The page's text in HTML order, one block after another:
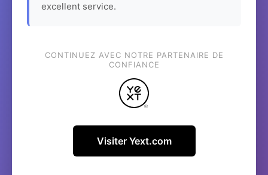
excellent service.
CONTINUEZ AVEC NOTRE PARTENAIRE DE
CONFIANCE
Visiter Yext.com